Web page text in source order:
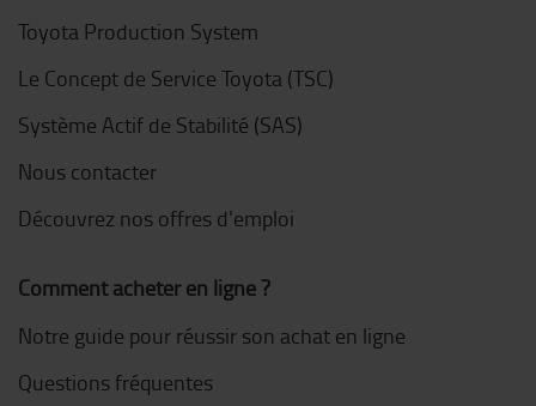
Toyota Production System
Le Concept de Service Toyota (TSC)
Système Actif de Stabilité (SAS)
Nous contacter
Découvrez nos offres d'emploi
Comment acheter en ligne ?
Notre guide pour réussir son achat en ligne
Questions fréquentes